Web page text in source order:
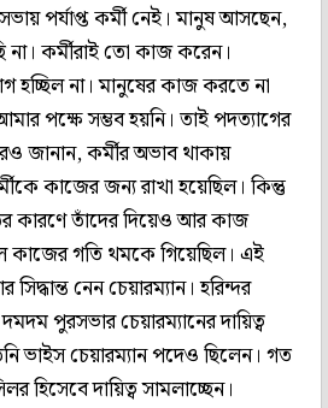
পর্যাপ্ত কর্মী নেই। মানুষ আসছেন,
না। কর্মীরাই তো কাজ করেন।
হচ্ছিল না। মানুষের কাজ করতে না
পক্ষে সম্ভব হয়নি। তাই পদত্যাগের
জানান, কর্মীর অভাব থাকায়
কাজের জন্য রাখা হয়েছিল। কিন্তু
কারণে তাঁদের দিয়েও আর কাজ
কাজের গতি থমকে গিয়েছিল। এই
নেন চেয়ারম্যান। হরিন্দর
পুরসভার চেয়ারম্যানের দায়িত্ব
ভাইস চেয়ারম্যান পদেও ছিলেন। গত
হিসেবে দায়িত্ব সামলাচ্ছেন।